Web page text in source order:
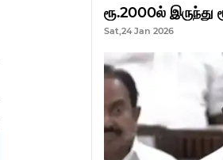
ரூ.2000ல்
முதல்வர்
Sat,24 Jan 2026